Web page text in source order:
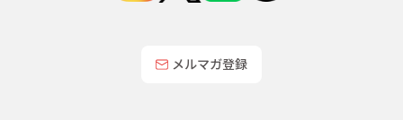
メルマガ登録